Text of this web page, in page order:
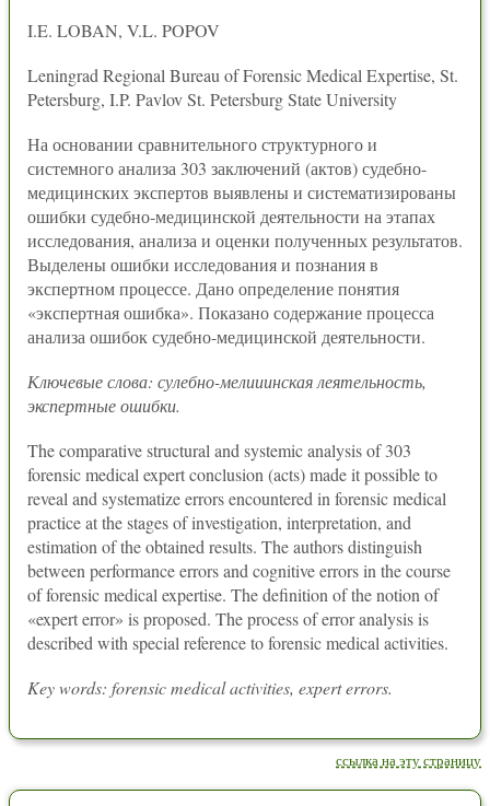
I.E. LOBAN, V.L. POPOV
Leningrad Regional Bureau of Forensic Medical Expertise, St.
Petersburg, I.P. Pavlov St. Petersburg State University
На основании сравнительного структурного и
системного анализа 303 заключений (актов) судебно-
медицинских экспертов выявлены и систематизированы
ошибки судебно-медицинской деятельности на этапах
исследования, анализа и оценки полученных результатов.
Выделены ошибки исследования и познания в
экспертном процессе. Дано определение понятия
«экспертная ошибка». Показано содержание процесса
анализа ошибок судебно-медицинской деятельности.
Ключевые слова: сулебно-мелииинская леятельность,
экспертные ошибки.
The comparative structural and systemic analysis of 303
forensic medical expert conclusion (acts) made it possible to
reveal and systematize errors encountered in forensic medical
practice at the stages of investigation, interpretation, and
estimation of the obtained results. The authors distinguish
between performance errors and cognitive errors in the course
of forensic medical expertise. The definition of the notion of
«expert error» is proposed. The process of error analysis is
described with special reference to forensic medical activities.
Key words: forensic medical activities, expert errors.
ссылка на эту страницу